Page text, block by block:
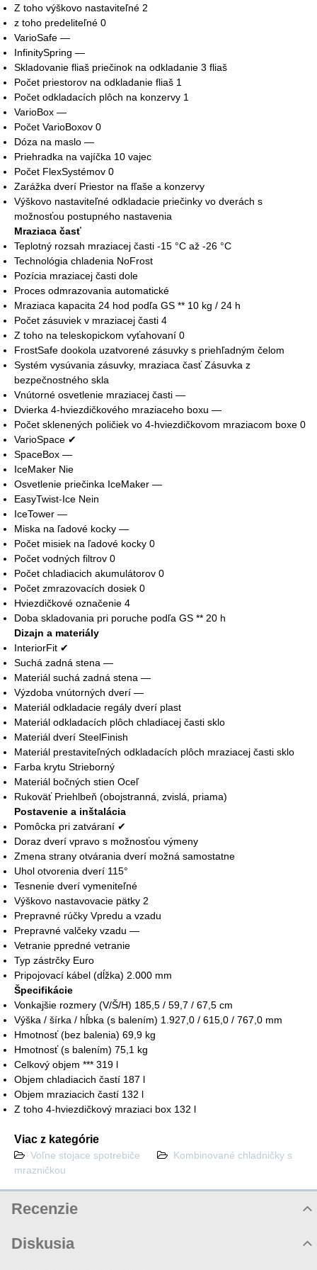
Z toho výškovo nastaviteľné 2
z toho predeliteľné 0
VarioSafe —
InfinitySpring —
Skladovanie fliaš priečinok na odkladanie 3 fliaš
Počet priestorov na odkladanie fliaš 1
Počet odkladacích plôch na konzervy 1
VarioBox —
Počet VarioBoxov 0
Dóza na maslo —
Priehradka na vajíčka 10 vajec
Počet FlexSystémov 0
Zarážka dverí Priestor na fľaše a konzervy
Výškovo nastaviteľné odkladacie priečinky vo dverách s
možnosťou postupného nastavenia
Mraziaca časť
Teplotný rozsah mraziacej časti -15 °C až -26 °C
Technológia chladenia NoFrost
Pozícia mraziacej časti dole
Proces odmrazovania automatické
Mraziaca kapacita 24 hod podľa GS ** 10 kg / 24 h
Počet zásuviek v mraziacej časti 4
Z toho na teleskopickom vyťahovaní 0
FrostSafe dookola uzatvorené zásuvky s priehľadným čelom
Systém vysúvania zásuvky, mraziaca časť Zásuvka z
bezpečnostného skla
Vnútorné osvetlenie mraziacej časti —
Dvierka 4-hviezdičkového mraziaceho boxu —
Počet sklenených poličiek vo 4-hviezdičkovom mraziacom boxe 0
VarioSpace ✔
SpaceBox —
IceMaker Nie
Osvetlenie priečinka IceMaker —
EasyTwist-Ice Nein
IceTower —
Miska na ľadové kocky —
Počet misiek na ľadové kocky 0
Počet vodných filtrov 0
Počet chladiacich akumulátorov 0
Počet zmrazovacích dosiek 0
Hviezdičkové označenie 4
Doba skladovania pri poruche podľa GS ** 20 h
Dizajn a materiály
InteriorFit ✔
Suchá zadná stena —
Materiál suchá zadná stena —
Výzdoba vnútorných dverí —
Materiál odkladacie regály dverí plast
Materiál odkladacích plôch chladiacej časti sklo
Materiál dverí SteelFinish
Materiál prestaviteľných odkladacích plôch mraziacej časti sklo
Farba krytu Strieborný
Materiál bočných stien Oceľ
Rukoväť Priehlbeň (obojstranná, zvislá, priama)
Postavenie a inštalácia
Pomôcka pri zatváraní ✔
Doraz dverí vpravo s možnosťou výmeny
Zmena strany otvárania dverí možná samostatne
Uhol otvorenia dverí 115°
Tesnenie dverí vymeniteľné
Výškovo nastavovacie pätky 2
Prepravné rúčky Vpredu a vzadu
Prepravné valčeky vzadu —
Vetranie ppredné vetranie
Typ zástrčky Euro
Pripojovací kábel (dĺžka) 2.000 mm
Špecifikácie
Vonkajšie rozmery (V/Š/H) 185,5 / 59,7 / 67,5 cm
Výška / šírka / hĺbka (s balením) 1.927,0 / 615,0 / 767,0 mm
Hmotnosť (bez balenia) 69,9 kg
Hmotnosť (s balením) 75,1 kg
Celkový objem *** 319 l
Objem chladiacich častí 187 l
Objem mraziacich častí 132 l
Z toho 4-hviezdičkový mraziaci box 132 l
Viac z kategórie
Voľne stojace spotrebiče
Kombinované chladničky s
mrazničkou
Recenzie
Diskusia